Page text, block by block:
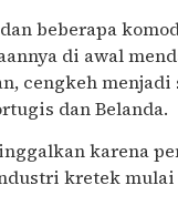
beberapa
di awal
cengkeh
dan Belanda.
karena
kretek